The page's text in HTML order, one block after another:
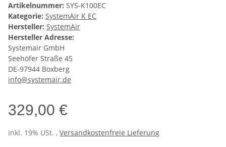
Artikelnummer: SYS-K100EC
Kategorie: SystemAir K EC
Hersteller: SystemAir
Hersteller Adresse:
Systemair GmbH
Seehöfer Straße 45
DE-97944 Boxberg
info@systemair.de
329,00 €
inkl. 19% USt. , Versandkostenfreie Lieferung